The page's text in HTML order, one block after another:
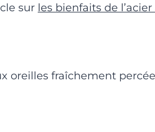
sur les bienfaits de l’acier
oreilles fraîchement